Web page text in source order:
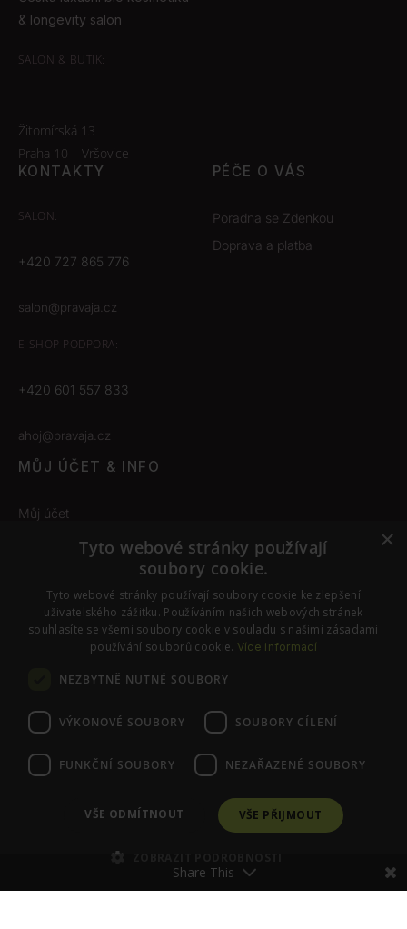
& longevity salon
SALON & BUTIK:
Žitomírská 13
Praha 10 – Vršovice
KONTAKTY
SALON:
+420 727 865 776
salon@pravaja.cz
E-SHOP PODPORA:
+420 601 557 833
ahoj@pravaja.cz
PÉČE O VÁS
Poradna se Zdenkou
Doprava a platba
MŮJ ÚČET & INFO
Můj účet
Obchodní podmínky
Odstoupení od smlouvy
Nastavení cookies
SLEDUJTE NÁS
© PraváJá. Všechna práva vyhrazena.
Share This Poraďte se se Zdenkou
×
Tyto webové stránky používají
soubory cookie.
Tyto webové stránky používají soubory cookie ke zlepšení
uživatelského zážitku. Používáním našich webových stránek
souhlasíte se všemi soubory cookie v souladu s našimi zásadami
používání souborů cookie. Více informací
NEZBYTNĚ NUTNÉ SOUBORY
VÝKONOVÉ SOUBORY SOUBORY CÍLENÍ
FUNKČNÍ SOUBORY NEZAŘAZENÉ SOUBORY
VŠE PŘIJMOUT
VŠE ODMÍTNOUT
ZOBRAZIT PODROBNOSTI